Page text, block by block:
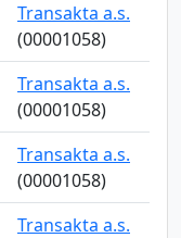
Transakta a.s.
(00001058)
Transakta a.s.
(00001058)
Transakta a.s.
(00001058)
Transakta a.s.